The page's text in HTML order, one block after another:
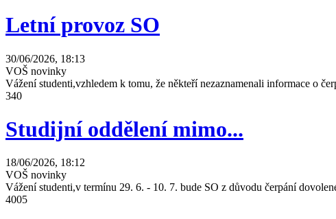
Letní provoz SO
30/06/2026, 18:13
VOŠ novinky
Vážení studenti,vzhledem k tomu, že někteří nezaznamenali informace o
340
Studijní oddělení mimo...
18/06/2026, 18:12
VOŠ novinky
Vážení studenti,v termínu 29. 6. - 10. 7. bude SO z důvodu čerpání
4005